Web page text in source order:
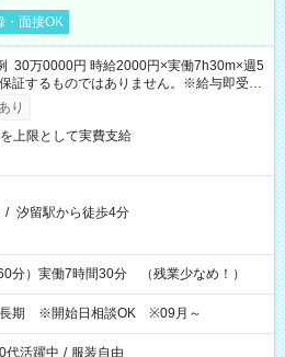
・面接OK
30万0000円 時給2000円×実働7h30m×週5
証するものではありません。※給与即受取
用条件有）
り
上限として実費支給
/ 汐留駅から徒歩4分
分）実働7時間30分 （残業少なめ！）
長期 ※開始日相談OK ※09月～
代活躍中 / 服装自由